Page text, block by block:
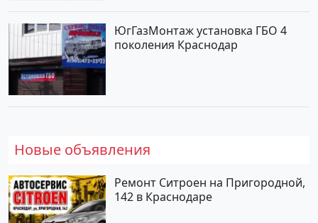
ЮгГазМонтаж установка ГБО 4
поколения Краснодар
Новые объявления
Ремонт Ситроен на Пригородной,
142 в Краснодаре